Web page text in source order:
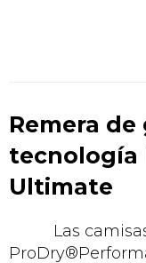
Remera de
tecnología
Ultimate
Las camisas